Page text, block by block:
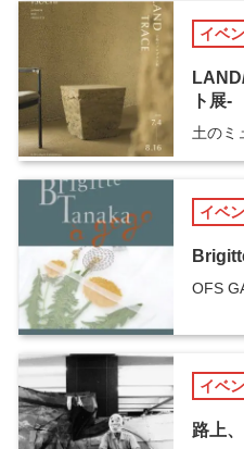
イベ
ト展-
土のミ
イベ
OFS
イベ
路上